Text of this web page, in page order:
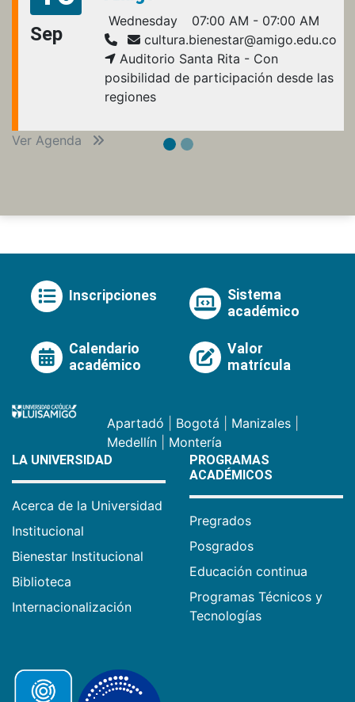
Sep
Wednesday
07:00 AM - 07:00 AM
cultura.bienestar@amigo.edu.co
Auditorio Santa Rita - Con
posibilidad de participación desde las
regiones
Ver Agenda
Inscripciones
Sistema
académico
Calendario
académico
Valor
matrícula
Apartadó Bogotá Manizales
Medellín
Montería
LA UNIVERSIDAD
Acerca de la Universidad
Institucional
Bienestar Institucional
Biblioteca
Internacionalización
PROGRAMAS
ACADÉMICOS
Pregrados
Posgrados
Educación continua
Programas Técnicos y
Tecnologías